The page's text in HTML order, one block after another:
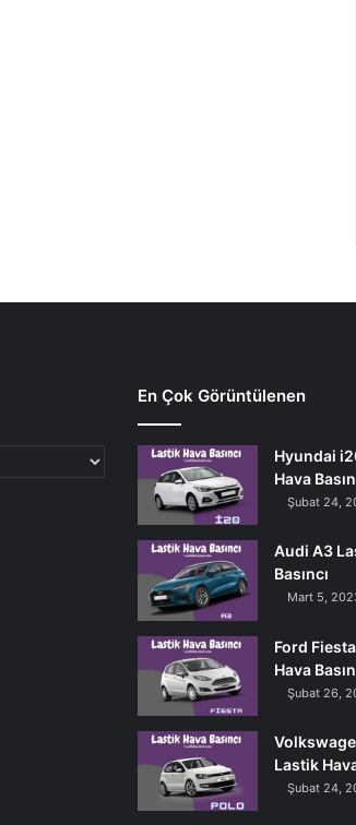
En Çok Görüntülenen
Hyundai
Hava
Şubat 24,
Audi A3
Basıncı
Mart 5,
Ford
Hava
Şubat 26,
Lastik
Şubat 24,